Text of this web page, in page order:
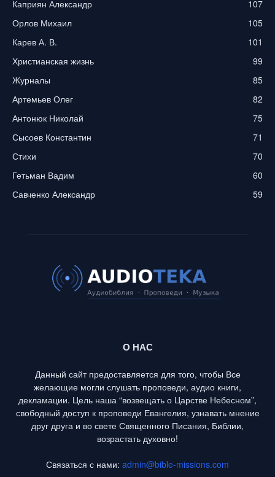
Каприян Александр
107
Орлов Михаил
105
Карев А. В.
101
Христианская жизнь
99
Журналы
85
Артемьев Олег
82
Антонюк Николай
75
Сысоев Константин
71
Стихи
70
Гетьман Вадим
60
Савченко Александр
59
О НАС
Данный сайт предоставляется для того, чтобы Все
желающие могли слушать проповеди, аудио книги,
декламации. Цель наша “возвещать о Царстве Небесном”,
свободный доступ к проповеди Евангелия, узнавать мнение
друг друга и во свете Священного Писания, Библии,
возрастать духовно!
Связаться с нами: admin@bible-missions.com